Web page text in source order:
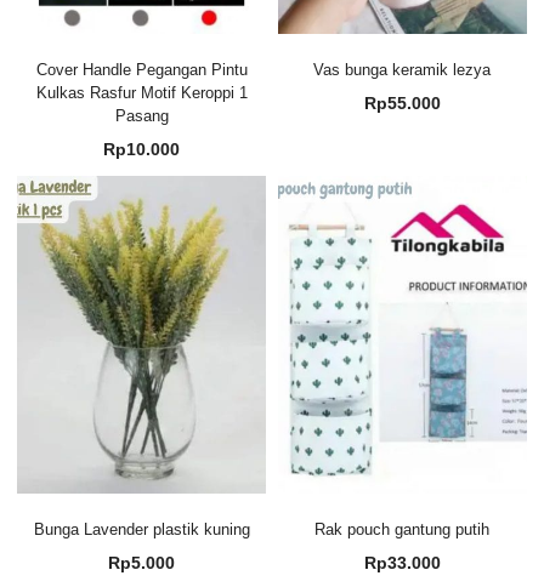
Cover Handle Pegangan Pintu
Kulkas Rasfur Motif Keroppi 1
Pasang
Rp10.000
Vas bunga keramik lezya
Rp55.000
Bunga Lavender plastik kuning
Rp5.000
Rak pouch gantung putih
Rp33.000